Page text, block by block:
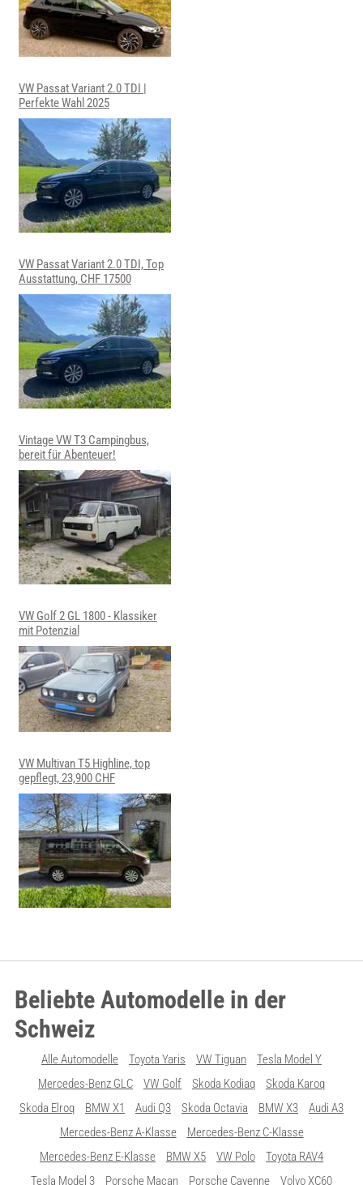
VW Passat Variant 2.0 TDI |
Perfekte Wahl 2025
VW Passat Variant 2.0 TDI, Top
Ausstattung, CHF 17500
Vintage VW T3 Campingbus,
bereit für Abenteuer!
VW Golf 2 GL 1800 - Klassiker
mit Potenzial
VW Multivan T5 Highline, top
gepflegt, 23,900 CHF
Beliebte Automodelle in der
Schweiz
Alle Automodelle Toyota Yaris VW Tiguan
Tesla Model Y
Mercedes-Benz GLC
VW Golf Skoda Kodiaq
Skoda Karoq
Skoda Elroq
BMW X1 Audi Q3 Skoda Octavia BMW X3
Audi A3
Mercedes-Benz A-Klasse
Mercedes-Benz C-Klasse
Mercedes-Benz E-Klasse
BMW X5 VW Polo
Toyota RAV4
Tesla Model 3
Porsche Macan Porsche Cayenne Volvo XC60